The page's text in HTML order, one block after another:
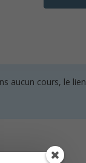
aucun cours, le